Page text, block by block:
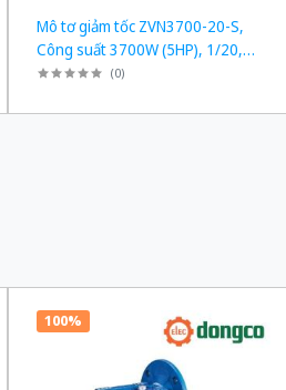
Mô tơ giảm tốc ZVN3700-20-S,
Công suất 3700W (5HP), 1/20,
Chân đế
(0)
100%